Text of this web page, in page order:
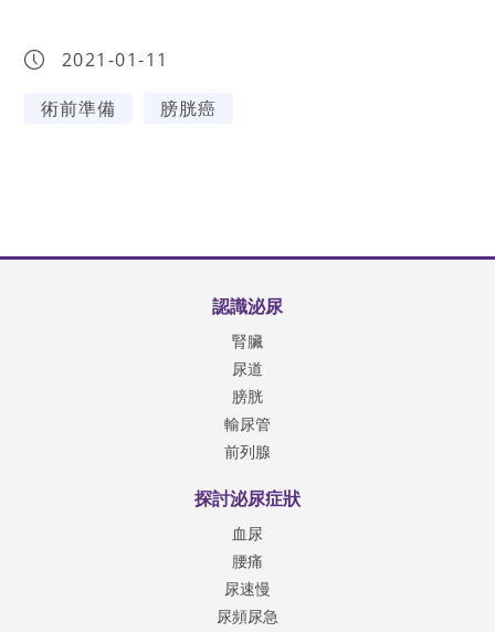
2021-01-11
術前準備
膀胱癌
認識泌尿
腎臟
尿道
膀胱
輸尿管
前列腺
探討泌尿症狀
血尿
腰痛
尿速慢
尿頻尿急